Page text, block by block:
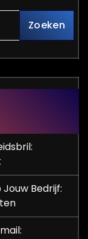
Zoeken
Bedrijf: